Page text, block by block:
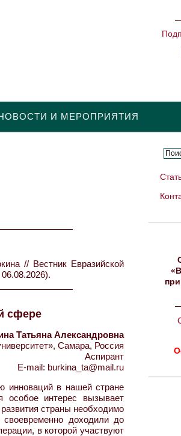
И МЕРОПРИЯТИЯ
// Вестник Евразийской
сфере
Татьяна Александровна
Самара, Россия
Аспирант
E-mail: burkina_ta@mail.ru
инноваций в нашей стране
особое интерес вызывает
страны необходимо
доходили до
в которой участвуют